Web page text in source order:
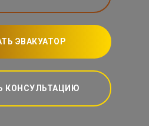
ЭВАКУАТОР
КОНСУЛЬТАЦИЮ